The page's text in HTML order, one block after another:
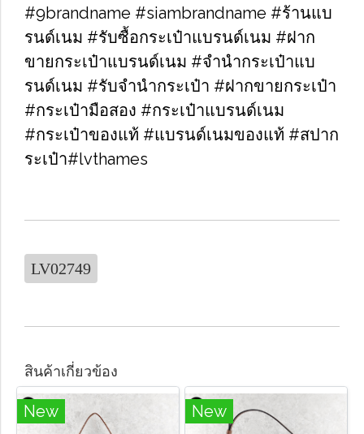
#9brandname #siambrandname #ร้านแบ
รนด์เนม #รับซื้อกระเป๋าแบรนด์เนม​ #ฝาก
ขายกระเป๋าแบรนด์เนม​ #จำนำกระเป๋าแบ
รนด์เนม​ #รับจำนำกระเป๋า #ฝากขายกระเป๋า
#กระเป๋ามือสอง​ #กระเป๋าแบรนด์เนม​
#กระเป๋าของแท้​ #แบรนด์เนมของแท้ #สปาก
ระเป๋า#lvthames
LV02749
สินค้าเกี่ยวข้อง
New New